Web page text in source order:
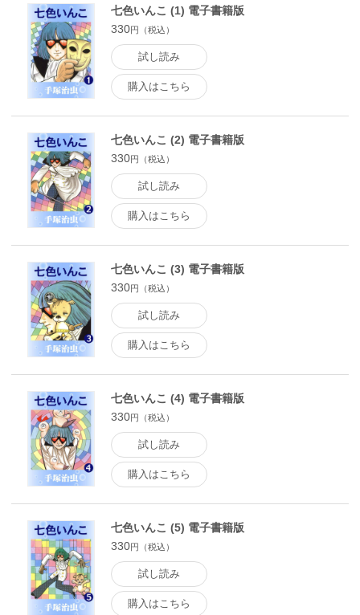
七色いんこ (1) 電子書籍版
330円（税込）
試し読み
購入はこちら
七色いんこ (2) 電子書籍版
330円（税込）
試し読み
購入はこちら
七色いんこ (3) 電子書籍版
330円（税込）
試し読み
購入はこちら
七色いんこ (4) 電子書籍版
330円（税込）
試し読み
購入はこちら
七色いんこ (5) 電子書籍版
330円（税込）
試し読み
購入はこちら